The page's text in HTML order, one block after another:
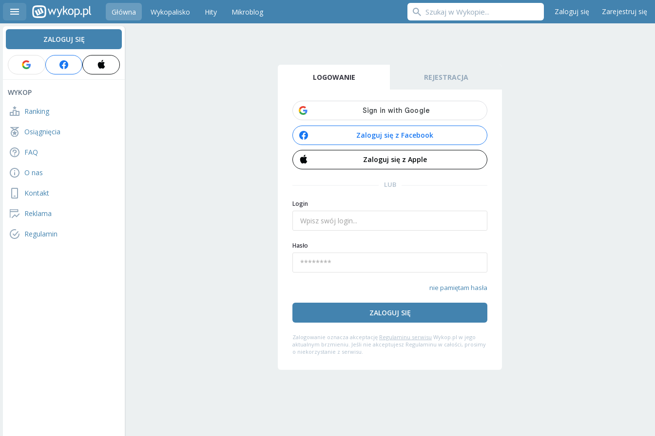
Główna Wykopalisko Hity Mikroblog Zaloguj się Zarejestruj się
ZALOGUJ SIĘ
WYKOP
Ranking
Osiągnięcia
FAQ
O nas
Kontakt
Reklama
Regulamin
LOGOWANIE REJESTRACJA
Zaloguj się z Facebook
Zaloguj się z Apple
LUB
Login
Hasło
nie pamiętam hasła
ZALOGUJ SIĘ
Zalogowanie oznacza akceptację Regulaminu serwisu Wykop.pl w jego
aktualnym brzmieniu. Jeśli nie akceptujesz Regulaminu w całości, prosimy
o niekorzystanie z serwisu.